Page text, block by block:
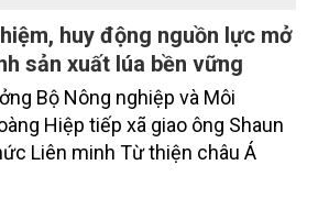
huy động nguồn lực mở
sản xuất lúa bền vững
Bộ Nông nghiệp và Môi
Hiệp tiếp xã giao ông Shaun
Liên minh Từ thiện châu Á